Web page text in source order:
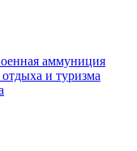
аммуниция
и туризма